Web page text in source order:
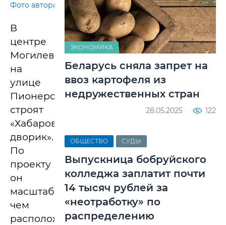
Фото автора
В
центре
Могилева,
на
улице
Пионерской,
строят
«Хабаровский
дворик».
По
проекту
он
масштабнее,
чем
расположенные
ЭКОНОМИКА
Беларусь сняла запрет на
ввоз картофеля из
недружественных стран
28.05.2025 122
ОБЩЕСТВО СУДЫ
Выпускница бобруйского
колледжа заплатит почти
14 тысяч рублей за
«неотработку» по
распределению